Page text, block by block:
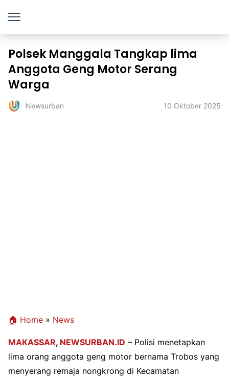
Polsek Manggala Tangkap lima
Anggota Geng Motor Serang
Warga
Newsurban 10 Oktober 2025
🏠 Home » News
MAKASSAR, NEWSURBAN.ID – Polisi menetapkan
lima orang anggota geng motor bernama Trobos yang
menyerang remaja nongkrong di Kecamatan